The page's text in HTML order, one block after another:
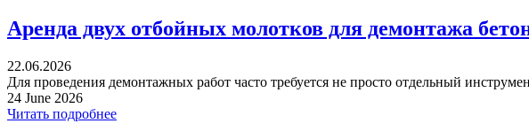
Аренда двух отбойных молотков для демонтажа
22.06.2026
Для проведения демонтажных работ часто требуется не просто отдельный
24 June 2026
Читать подробнее